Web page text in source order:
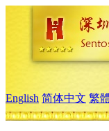
English 简体中文 繁